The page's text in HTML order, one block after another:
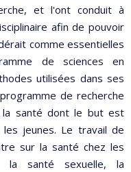
et l'ont conduit à
afin de pouvoir
comme essentielles
de sciences en
utilisées dans ses
de recherche
santé dont le but est
les jeunes. Le travail de
sur la santé chez les
la santé sexuelle, la